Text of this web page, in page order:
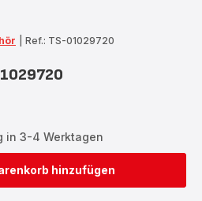
Ref.: TS-01029720
in 3-4 Werktagen
hinzufügen